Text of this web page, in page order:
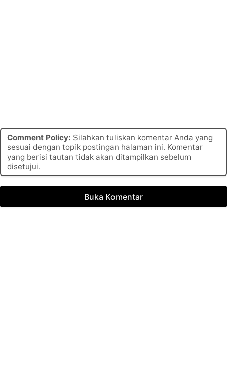
Comment Policy: Silahkan tuliskan komentar Anda yang
sesuai dengan topik postingan halaman ini. Komentar
yang berisi tautan tidak akan ditampilkan sebelum
disetujui.
Buka Komentar